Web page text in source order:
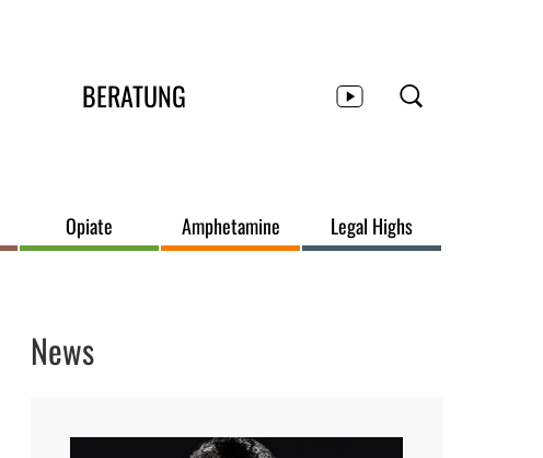
BERATUNG
Opiate Amphetamine Legal Highs
News